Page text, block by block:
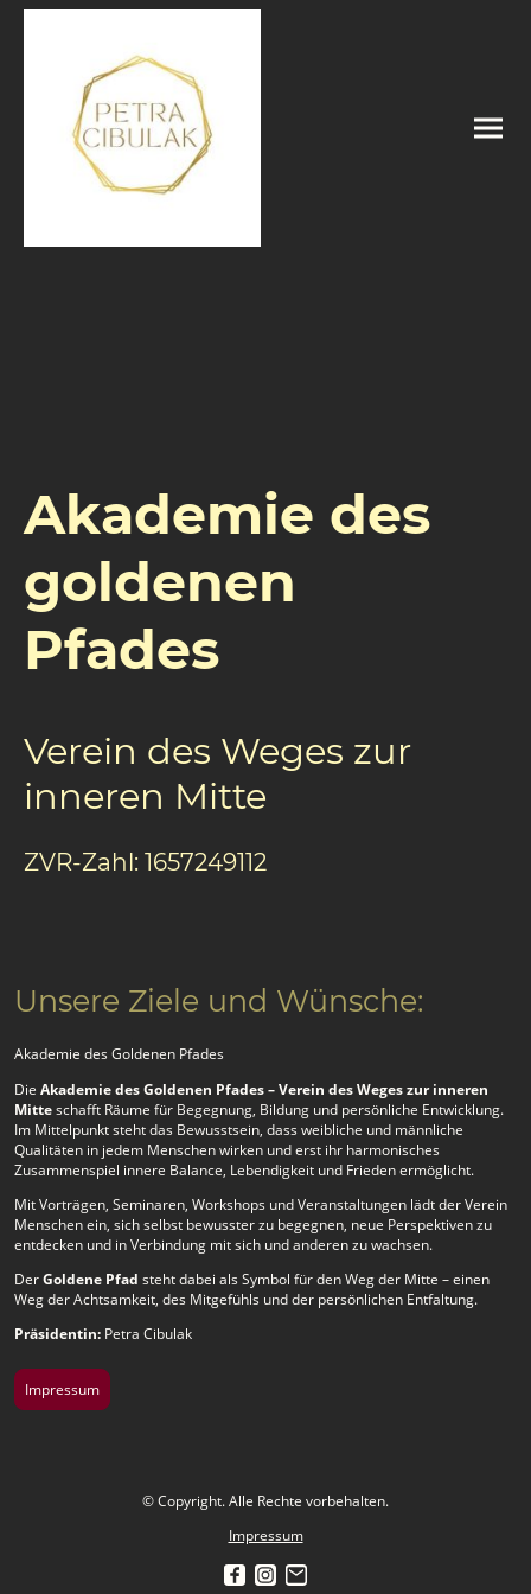
Akademie des
goldenen
Pfades
Verein des Weges zur
inneren Mitte
ZVR-Zahl: 1657249112
Unsere Ziele und Wünsche:
Akademie des Goldenen Pfades
Die Akademie des Goldenen Pfades – Verein des Weges zur inneren
Mitteschafft Räume für Begegnung, Bildung und persönliche Entwicklung.
Im Mittelpunkt steht das Bewusstsein, dass weibliche und männliche
Qualitäten in jedem Menschen wirken und erst ihr harmonisches
Zusammenspiel innere Balance, Lebendigkeit und Frieden ermöglicht.
Mit Vorträgen, Seminaren, Workshops und Veranstaltungen lädt der Verein
Menschen ein, sich selbst bewusster zu begegnen, neue Perspektiven zu
entdecken und in Verbindung mit sich und anderen zu wachsen.
DerGoldene Pfad steht dabei als Symbol für den Weg der Mitte – einen
Weg der Achtsamkeit, des Mitgefühls und der persönlichen Entfaltung.
Präsidentin: Petra Cibulak
Impressum
© Copyright. Alle Rechte vorbehalten.
Impressum